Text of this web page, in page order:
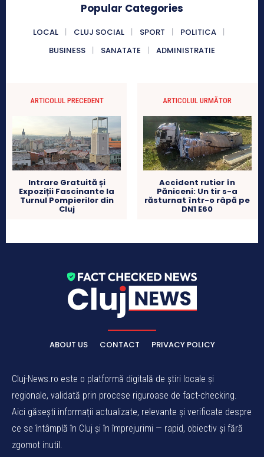
Popular Categories
LOCAL CLUJ SOCIAL SPORT
POLITICA
BUSINESS
SANATATE ADMINISTRATIE
ARTICOLUL PRECEDENT
Intrare Gratuită și
Expoziții Fascinante la
Turnul Pompierilor din
Cluj
ARTICOLUL URMĂTOR
Accident rutier în
Păniceni: Un tir s-a
răsturnat într-o râpă pe
DN1 E60
ABOUT US CONTACT PRIVACY POLICY
Cluj-News.ro este o platformă digitală de știri locale și
regionale, validată prin procese riguroase de fact-checking.
Aici găsești informații actualizate, relevante și verificate despre
ce se întâmplă în Cluj și în împrejurimi — rapid, obiectiv și fără
zgomot inutil.